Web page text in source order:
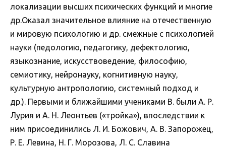
локализации высших психических функций и многие
др.Оказал значительное влияние на отечественную
и мировую психологию и др. смежные с психологией
науки (педологию, педагогику, дефектологию,
языкознание, искусствоведение, философию,
семиотику, нейронауку, когнитивную науку,
культурную антропологию, системный подход и
др.). Первыми и ближайшими учениками В. были А. Р.
Лурия и А. Н. Леонтьев («тройка»), впоследствии к
ним присоединились Л. И. Божович, А. В. Запорожец,
Р. Е. Левина, Н. Г. Морозова, Л. С. Славина